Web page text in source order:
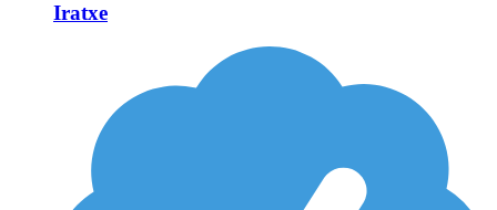
Iratxe